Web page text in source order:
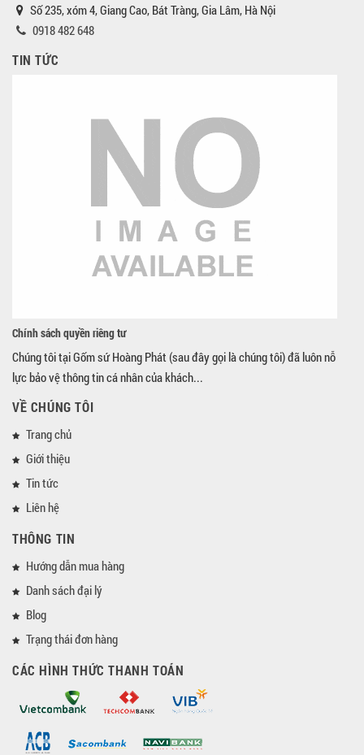
Số 235, xóm 4, Giang Cao, Bát Tràng, Gia Lâm, Hà Nội
0918 482 648
TIN TỨC
Chính sách quyền riêng tư
Chúng tôi tại Gốm sứ Hoàng Phát (sau đây gọi là chúng tôi) đã luôn nỗ
lực bảo vệ thông tin cá nhân của khách...
VỀ CHÚNG TÔI
Trang chủ
Giới thiệu
Tin tức
Liên hệ
THÔNG TIN
Hướng dẫn mua hàng
Danh sách đại lý
Blog
Trạng thái đơn hàng
CÁC HÌNH THỨC THANH TOÁN